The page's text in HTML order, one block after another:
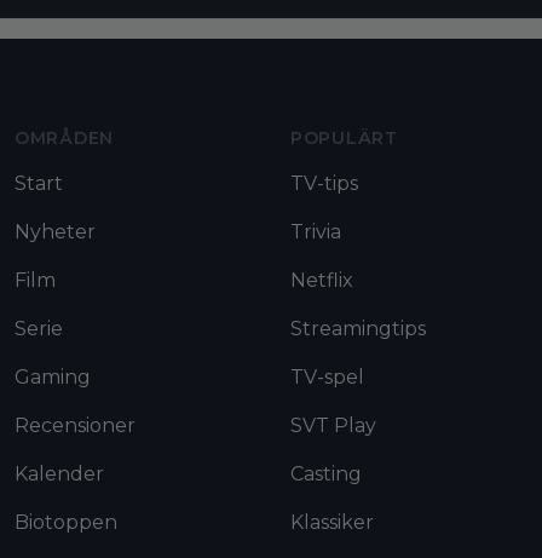
OMRÅDEN
Start
Nyheter
Film
Serie
Gaming
Recensioner
Kalender
Biotoppen
POPULÄRT
TV-tips
Trivia
Netflix
Streamingtips
TV-spel
SVT Play
Casting
Klassiker